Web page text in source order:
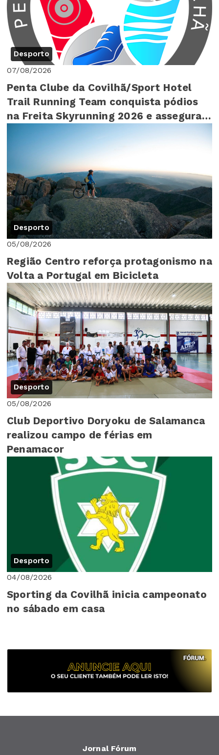
Desporto
07/08/2026
Penta Clube da Covilhã/Sport Hotel
Trail Running Team conquista pódios
na Freita Skyrunning 2026 e assegura
4º lugar ...
Desporto
05/08/2026
Região Centro reforça protagonismo na
Volta a Portugal em Bicicleta
Desporto
05/08/2026
Club Deportivo Doryoku de Salamanca
realizou campo de férias em
Penamacor
Desporto
04/08/2026
Sporting da Covilhã inicia campeonato
no sábado em casa
Jornal Fórum